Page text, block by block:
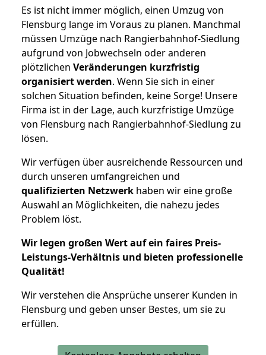
Es ist nicht immer möglich, einen Umzug von
Flensburg lange im Voraus zu planen. Manchmal
müssen Umzüge nach Rangierbahnhof-Siedlung
aufgrund von Jobwechseln oder anderen
plötzlichen Veränderungen kurzfristig
organisiert werden. Wenn Sie sich in einer
solchen Situation befinden, keine Sorge! Unsere
Firma ist in der Lage, auch kurzfristige Umzüge
von Flensburg nach Rangierbahnhof-Siedlung zu
lösen.
Wir verfügen über ausreichende Ressourcen und
durch unseren umfangreichen und
qualifizierten Netzwerk haben wir eine große
Auswahl an Möglichkeiten, die nahezu jedes
Problem löst.
Wir legen großen Wert auf ein faires Preis-
Leistungs-Verhältnis und bieten professionelle
Qualität!
Wir verstehen die Ansprüche unserer Kunden in
Flensburg und geben unser Bestes, um sie zu
erfüllen.